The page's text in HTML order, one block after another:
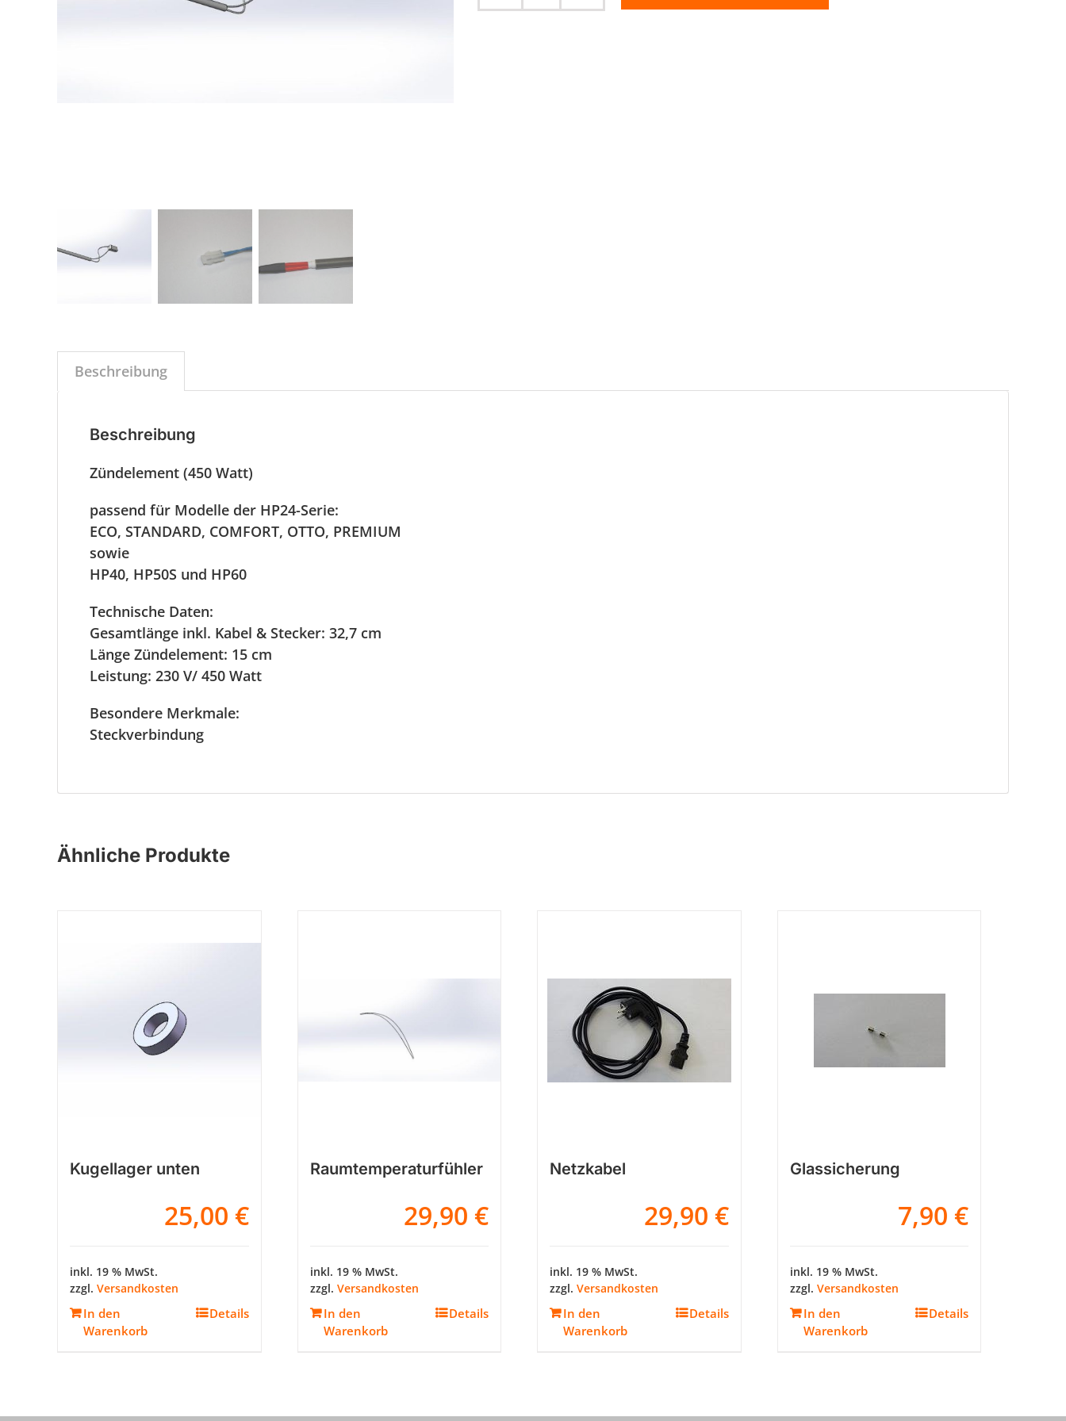
Beschreibung
Beschreibung
Zündelement (450 Watt)
passend für Modelle der HP24-Serie:
ECO, STANDARD, COMFORT, OTTO, PREMIUM
sowie
HP40, HP50S und HP60
Technische Daten:
Gesamtlänge inkl. Kabel & Stecker: 32,7 cm
Länge Zündelement: 15 cm
Leistung: 230 V/ 450 Watt
Besondere Merkmale:
Steckverbindung
Ähnliche Produkte
Kugellager unten
25,00 €
inkl. 19 % MwSt.
zzgl. Versandkosten
In den
Warenkorb
Details
Raumtemperaturfühler
29,90 €
inkl. 19 % MwSt.
zzgl. Versandkosten
In den
Warenkorb
Details
Netzkabel
29,90 €
inkl. 19 % MwSt.
zzgl.Versandkosten
In den
Warenkorb
Details
Glassicherung
7,90 €
inkl. 19 % MwSt.
zzgl. Versandkosten
In den
Warenkorb
Details
Schenger GmbH